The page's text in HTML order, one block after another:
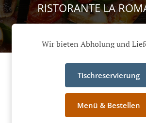
RISTORANTE LA
Wir bieten Abholung und
Tischreservierung
Menü & Bestellen